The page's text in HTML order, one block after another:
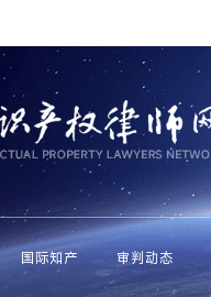
国际知产 审判动态